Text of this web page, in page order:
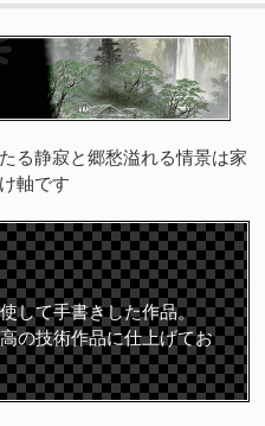
る静寂と郷愁溢れる情景は家
軸です
して手書きした作品。
の技術作品に仕上げてお